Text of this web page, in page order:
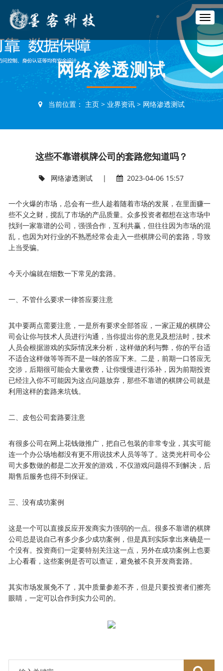
T
o
g
g
l
e
a
v
a
网络渗透测试
当前位置：主页>业界资讯> 网络渗透测试
这些不靠谱棋牌公司的套路您知道吗？
网络渗透测试 | 2023-04-06 15:57
一个火爆的市场，总会有一些人趁着随着市场的发展，在里面赚一
些不义之财，搅乱了市场的产品质量。众多投资者都想在这市场中
找到一家靠谱的公司，强强合作，互利共赢，但往往因为市场的混
乱，也因为对行业的不熟悉经常会走入一些棋牌公司的套路，导致
上当受骗。
今天小编就在细数一下常见的套路。
一、不管什么要求一律答应要注意
其中要两点需要注意，一是所有要求全部答应，一家正规的棋牌公
司会让你与技术人员进行沟通，当你提出你的意见及想法时，技术
人员会根据游戏的实际情况来分析，这样做的利与弊，你的平台适
不适合这样做等等而不是一味的答应下来。二是，前期一口答应无
交涉，后期很可能会大量收费，让你慢慢进行添补，因为前期投资
已经注入你不可能因为这点问题放弃，那些不靠谱的棋牌公司就是
利用这样的套路来坑钱。
二、皮包公司套路要注意
有很多公司在网上花钱做推广，把自己包装的非常专业，其实可能
连一个办公场地都没有更不用说技术人员等等了。这类光杆司令公
司大多数做的都是二次开发的游戏，不仅游戏问题得不到解决，后
期售后服务也得不到保证。
三、没有成功案例
这是一个可以直接反应开发商实力强弱的一点。很多不靠谱的棋牌
公司总是说自己有多少多少成功案例，但是真到实际拿出来确是一
个没有。投资商们一定要特别关注这一点，另外在成功案例上也要
上心看看，这些案例是否可以查证，避免被不良开发商套路。
其实市场发展免不了，其中质量参差不齐，但是只要投资者们擦亮
眼睛，一定可以合作到实力公司的。